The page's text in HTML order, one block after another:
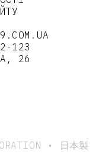
123
26
• 日本製